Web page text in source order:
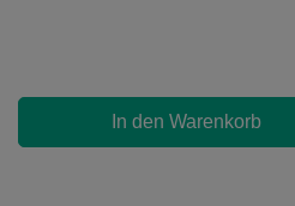
In den Warenkorb